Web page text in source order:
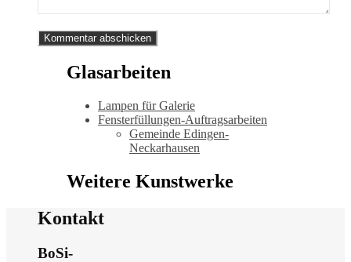
Glasarbeiten
Lampen für Galerie
Fensterfüllungen-Auftragsarbeiten
Gemeinde Edingen-
Neckarhausen
Weitere Kunstwerke
Kontakt
BoSi-